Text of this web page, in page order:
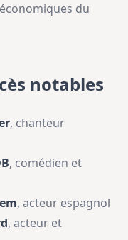
du
notables
, chanteur
, comédien et
, acteur espagnol
, acteur et